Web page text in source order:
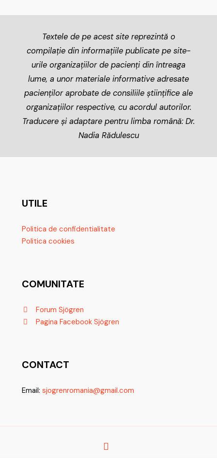
Textele de pe acest site reprezintă o
compilație din informațiile publicate pe site-
urile organizațiilor de pacienți din întreaga
lume, a unor materiale informative adresate
pacienților aprobate de consiliile științifice ale
organizațiilor respective, cu acordul autorilor.
Traducere și adaptare pentru limba română: Dr.
Nadia Rădulescu
UTILE
Politica de confidentialitate
Politica cookies
COMUNITATE
Forum Sjögren
Pagina Facebook Sjögren
CONTACT
Email: sjogrenromania@gmail.com